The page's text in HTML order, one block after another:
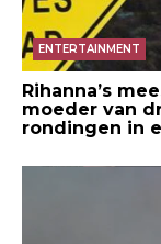
ENTERTAINMENT
Rihanna’s
moeder van
rondingen in